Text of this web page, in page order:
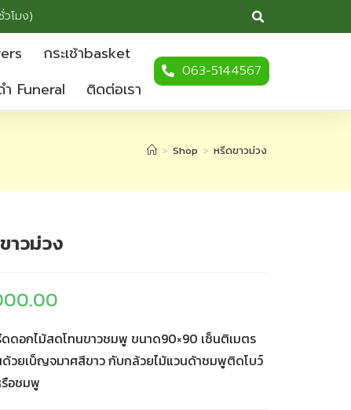
โมง)
กระเช้าbasket
Funeral ติดต่อเรา
063-5144567
> Shop > หรีดขาวม่วง
าวม่วง
ดอกไม้สดโทนขาวชมพู ขนาด90×90 เซ็นติเมตร
วยเบ็ญจมาศสีขาว กับกล้วยไม้แวนด้าชมพูติดโบว์
อชมพู